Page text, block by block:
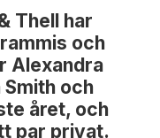
Thell har
och
Alexandra
och
året, och
par privat.